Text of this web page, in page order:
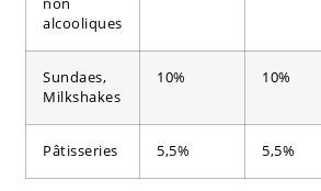
alcooliques
Sundaes,
Milkshakes
10% 10%
Pâtisseries 5,5% 5,5%